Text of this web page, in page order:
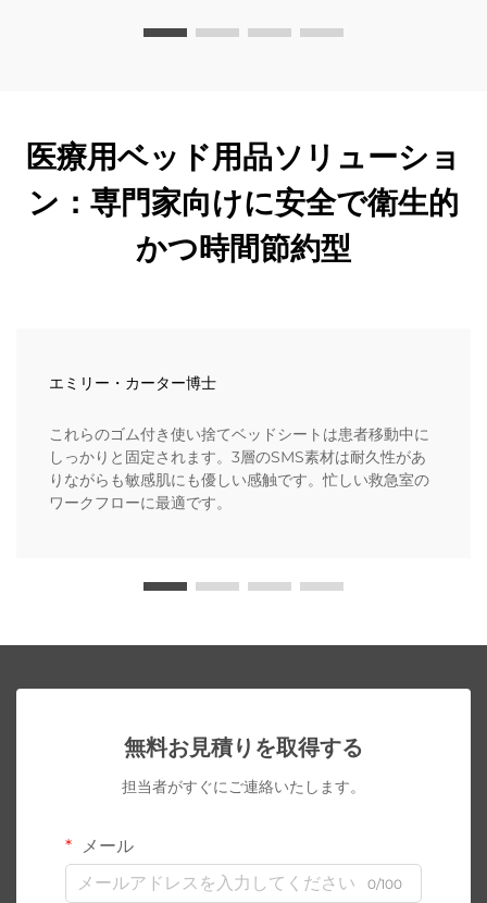
医療用ベッド用品ソリューショ
ン：専門家向けに安全で衛生的
かつ時間節約型
エミリー・カーター博士
これらのゴム付き使い捨てベッドシートは患者移動中に
しっかりと固定されます。3層のSMS素材は耐久性があ
りながらも敏感肌にも優しい感触です。忙しい救急室の
ワークフローに最適です。
無料お見積りを取得する
担当者がすぐにご連絡いたします。
メール
0/100